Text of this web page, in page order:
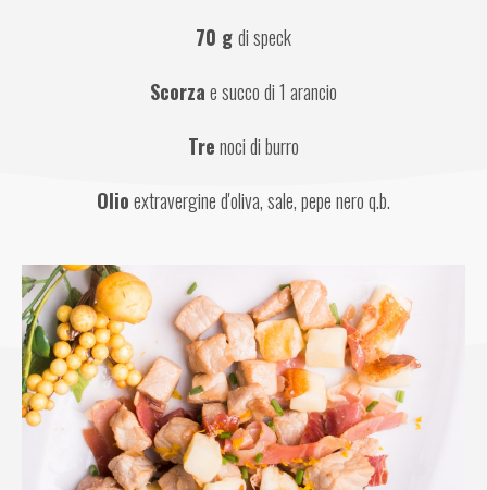
70 g di speck
Scorza e succo di 1 arancio
Tre noci di burro
Olio extravergine d'oliva, sale, pepe nero q.b.